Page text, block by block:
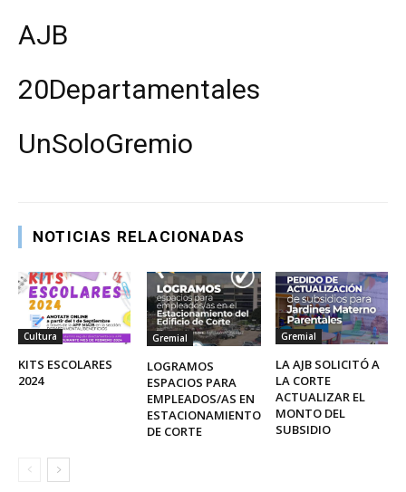
AJB
20Departamentales
UnSoloGremio
NOTICIAS RELACIONADAS
Cultura
KITS ESCOLARES
2024
Gremial
LOGRAMOS
ESPACIOS PARA
EMPLEADOS/AS EN
ESTACIONAMIENTO
DE CORTE
Gremial
LA AJB SOLICITÓ A
LA CORTE
ACTUALIZAR EL
MONTO DEL
SUBSIDIO